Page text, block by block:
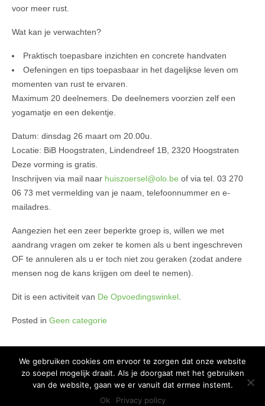
voor meer rust.
Wat kan je verwachten?
Praktisch toepasbare inzichten en concrete handvaten
Oefeningen en tips toepasbaar in het dagelijkse leven om
momenten van rust te ervaren.
Maximum 20 deelnemers. De deelnemers voorzien zelf een
yogamatje en een dekentje.
Datum: dinsdag 26 maart om 20.00u.
Locatie: BiB Hoogstraten, Lindendreef 1B, 2320 Hoogstraten
Deze vorming is gratis.
Inschrijven via mail naar huiszoersel@olo.be of via tel. 03 270
06 73 met vermelding van je naam, telefoonnummer en e-
mailadres.
Aangezien het een zeer beperkte groep is, willen we met
aandrang vragen om zeker te komen als u bent ingeschreven
OF te annuleren als u er toch niet zou geraken (zodat andere
mensen nog de kans krijgen om deel te nemen).
Dit is een activiteit van De Opvoedingswinkel .
Posted in Geen categorie
Copyright 2015 Huis van het Kind - Alle rechten voorbehouden -Privacy
Ontwikkeld door Best4u Group B.V.B.A
We gebruiken cookies om ervoor te zorgen dat onze website
zo soepel mogelijk draait. Als je doorgaat met het gebruiken
van de website, gaan we er vanuit dat ermee instemt.
Ok
Privacy policy